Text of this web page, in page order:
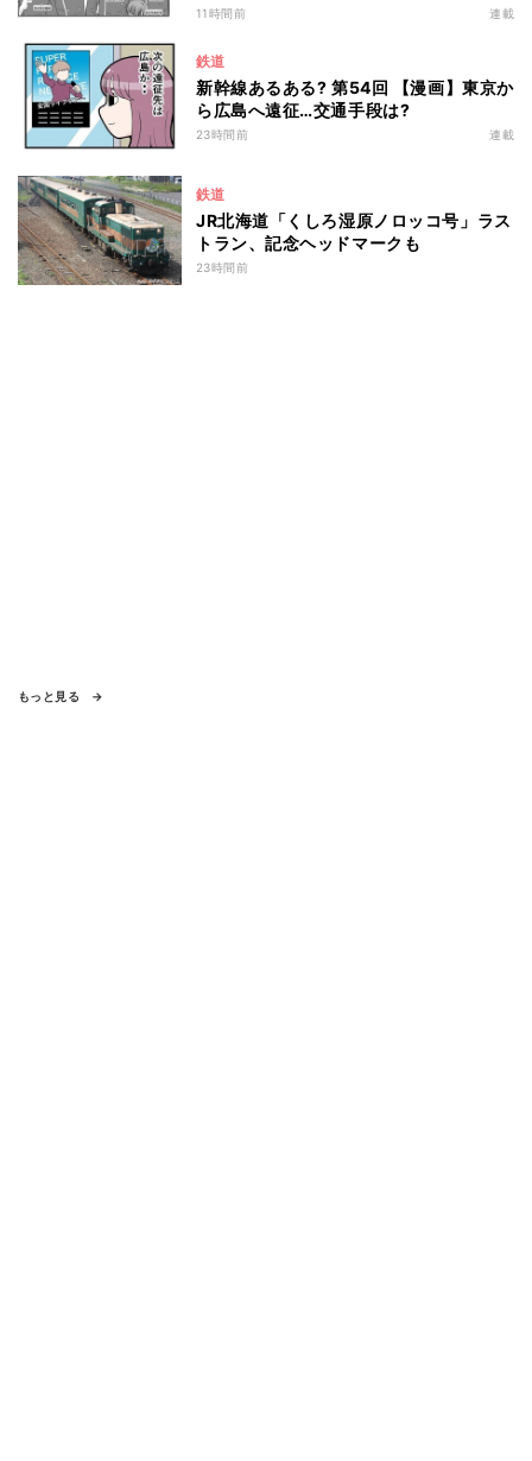
11時間前 連載
鉄道
新幹線あるある? 第54回 【漫画】東京か
ら広島へ遠征…交通手段は?
23時間前 連載
鉄道
JR北海道「くしろ湿原ノロッコ号」ラス
トラン、記念ヘッドマークも
23時間前
もっと見る